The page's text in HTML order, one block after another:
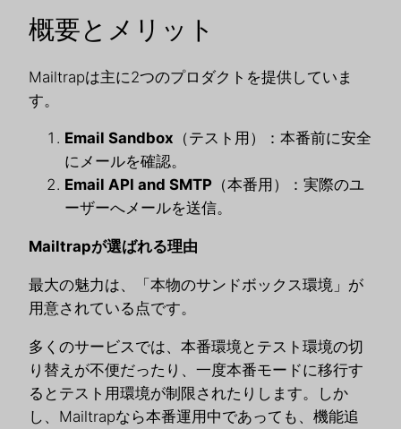
概要とメリット
Mailtrapは主に2つのプロダクトを提供していま
す。
Email Sandbox （テスト用）：本番前に安全
にメールを確認。
Email API and SMTP （本番用）：実際のユ
ーザーへメールを送信。
Mailtrapが選ばれる理由
最大の魅力は、「本物のサンドボックス環境」が
用意されている点です。
多くのサービスでは、本番環境とテスト環境の切
り替えが不便だったり、一度本番モードに移行す
るとテスト用環境が制限されたりします。しか
し、Mailtrapなら本番運用中であっても、機能追